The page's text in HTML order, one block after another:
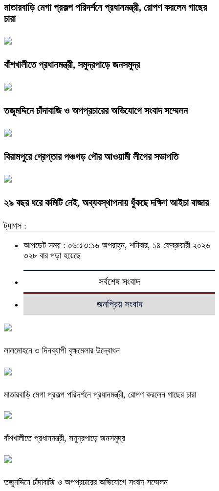
মাতারবাড়ি মেগা প্রকল্প পরিদর্শনে প্রধানমন্ত্রী, রোপণ করলেন গাছের
চারা
বাঁশখালীতে প্রধানমন্ত্রী, সমুদ্রপাড়ে জনসমুদ্র
তজুমদ্দিনে চাঁদাবাজি ও অপপ্রচারের অভিযোগে সংবাদ সম্মেলন
বিরামপুরে গ্রেপ্তার পঞ্চগড় পৌর আওয়ামী লীগের সভাপতি
২৯ বছর ধরে কমিটি নেই, অব্যবস্থাপনায় ধুঁকছে দক্ষিণ আইচা বাজার
ট্যাগস :
আপডেট সময় : ০৬:৫৩:১৬ অপরাহ্ন, শনিবার, ১৪ ফেব্রুয়ারী ২০২৬
৩২৮ বার পড়া হয়েছে
সর্বশেষ সংবাদ
জনপ্রিয় সংবাদ
লালমোহনে ৩ দিনব্যাপী বৃক্ষমেলার উদ্বোধন
মাতারবাড়ি মেগা প্রকল্প পরিদর্শনে প্রধানমন্ত্রী, রোপণ করলেন গাছের চারা
বাঁশখালীতে প্রধানমন্ত্রী, সমুদ্রপাড়ে জনসমুদ্র
তজুমদ্দিনে চাঁদাবাজি ও অপপ্রচারের অভিযোগে সংবাদ সম্মেলন